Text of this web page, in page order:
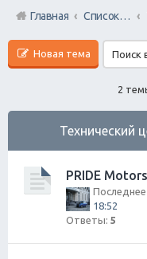
Главная Список форумов
Новая тема
2
Технический
PRIDE
18:52
Ответы: 5